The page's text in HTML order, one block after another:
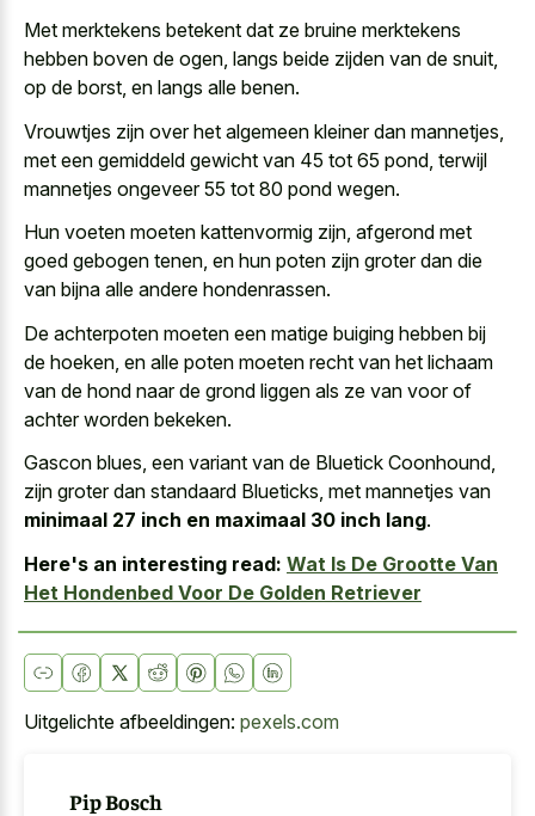
Met merktekens betekent dat ze bruine merktekens
hebben boven de ogen, langs beide zijden van de snuit,
op de borst, en langs alle benen.
Vrouwtjes zijn over het algemeen kleiner dan mannetjes,
met een gemiddeld gewicht van 45 tot 65 pond, terwijl
mannetjes ongeveer 55 tot 80 pond wegen.
Hun voeten moeten kattenvormig zijn, afgerond met
goed gebogen tenen, en hun poten zijn groter dan die
van bijna alle andere hondenrassen.
De achterpoten moeten een matige buiging hebben bij
de hoeken, en alle poten moeten recht van het lichaam
van de hond naar de grond liggen als ze van voor of
achter worden bekeken.
Gascon blues, een variant van de Bluetick Coonhound,
zijn groter dan standaard Blueticks, met mannetjes van
minimaal 27 inch en maximaal 30 inch lang.
Here's an interesting read: Wat Is De Grootte Van
Het Hondenbed Voor De Golden Retriever
Uitgelichte afbeeldingen: pexels.com
Pip Bosch